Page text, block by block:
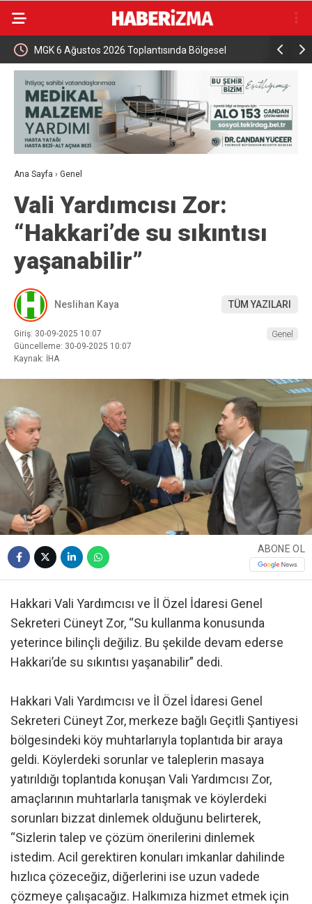
MGK 6 Ağustos 2026 Toplantısında Bölgesel
Güvenlik Gündemi
İznik
Ana Sayfa › Genel
Vali Yardımcısı Zor:
“Hakkari’de su sıkıntısı
yaşanabilir”
Neslihan Kaya TÜM YAZILARI
Giriş: 30-09-2025 10:07
Güncelleme: 30-09-2025 10:07
Kaynak: İHA
Genel
ABONE OL
Hakkari Vali Yardımcısı ve İl Özel İdaresi Genel
Sekreteri Cüneyt Zor, “Su kullanma konusunda
yeterince bilinçli değiliz. Bu şekilde devam ederse
Hakkari’de su sıkıntısı yaşanabilir” dedi.
Hakkari Vali Yardımcısı ve İl Özel İdaresi Genel
Sekreteri Cüneyt Zor, merkeze bağlı Geçitli Şantiyesi
bölgesindeki köy muhtarlarıyla toplantıda bir araya
geldi. Köylerdeki sorunlar ve taleplerin masaya
yatırıldığı toplantıda konuşan Vali Yardımcısı Zor,
amaçlarının muhtarlarla tanışmak ve köylerdeki
sorunları bizzat dinlemek olduğunu belirterek,
“Sizlerin talep ve çözüm önerilerini dinlemek
istedim. Acil gerektiren konuları imkanlar dahilinde
hızlıca çözeceğiz, diğerlerini ise uzun vadede
çözmeye çalışacağız. Halkımıza hizmet etmek için